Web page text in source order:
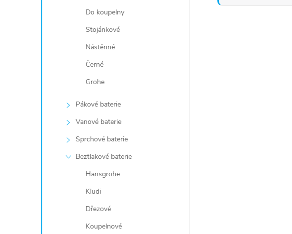
Do koupelny
Stojánkové
Nástěnné
Černé
Grohe
Pákové baterie
Vanové baterie
Sprchové baterie
Beztlakové baterie
Hansgrohe
Kludi
Dřezové
Koupelnové